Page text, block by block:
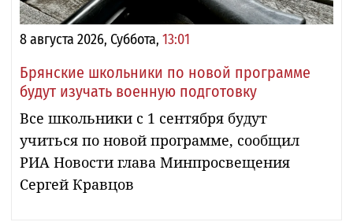
8 августа 2026, Суббота, 13:01
Брянские школьники по новой программе
будут изучать военную подготовку
Все школьники с 1 сентября будут
учиться по новой программе, сообщил
РИА Новости глава Минпросвещения
Сергей Кравцов